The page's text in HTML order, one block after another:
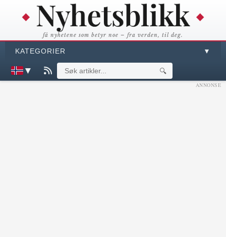
få nyhetene som betyr noe – fra verden, til deg.
KATEGORIER ▼
▼ 🔍
ANNONSE